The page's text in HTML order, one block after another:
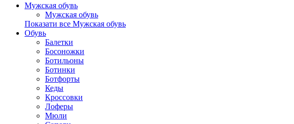
Мужская обувь
Мужская обувь
Показати все Мужская обувь
Обувь
Балетки
Босоножки
Ботильоны
Ботинки
Ботфорты
Кеды
Кроссовки
Лоферы
Мюли